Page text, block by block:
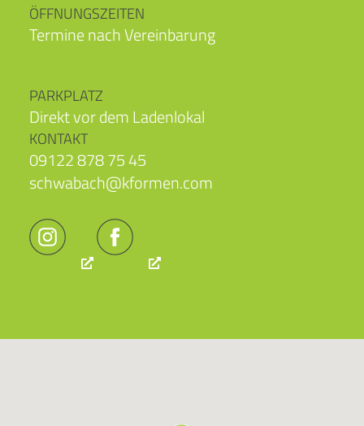
ÖFFNUNGSZEITEN
Termine nach Vereinbarung
PARKPLATZ
Direkt vor dem Ladenlokal
KONTAKT
09122 878 75 45
schwabach@kformen.com